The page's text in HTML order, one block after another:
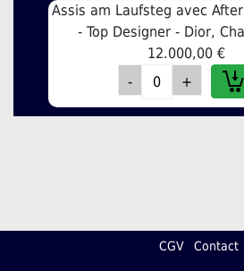
Assis am Laufsteg avec
- Top Designer - Dior,
12.000,00 €
CGV Contact